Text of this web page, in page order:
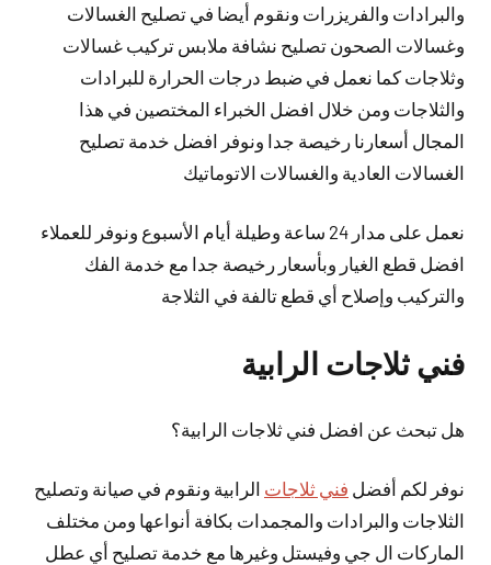
والبرادات والفريزرات ونقوم أيضا في تصليح الغسالات
وغسالات الصحون تصليح نشافة ملابس تركيب غسالات
وثلاجات كما نعمل في ضبط درجات الحرارة للبرادات
والثلاجات ومن خلال افضل الخبراء المختصين في هذا
المجال أسعارنا رخيصة جدا ونوفر افضل خدمة تصليح
الغسالات العادية والغسالات الاتوماتيك
نعمل على مدار 24 ساعة وطيلة أيام الأسبوع ونوفر للعملاء
افضل قطع الغيار وبأسعار رخيصة جدا مع خدمة الفك
والتركيب وإصلاح أي قطع تالفة في الثلاجة
فني ثلاجات الرابية
هل تبحث عن افضل فني ثلاجات الرابية؟
نوفر لكم أفضل فني ثلاجات الرابية ونقوم في صيانة وتصليح
الثلاجات والبرادات والمجمدات بكافة أنواعها ومن مختلف
الماركات ال جي وفيستل وغيرها مع خدمة تصليح أي عطل